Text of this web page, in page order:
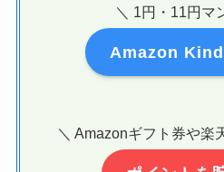
＼ 1円・11円マ
Amazon
＼ Amazonギフト券や楽